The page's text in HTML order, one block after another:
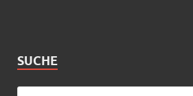
SUCHE